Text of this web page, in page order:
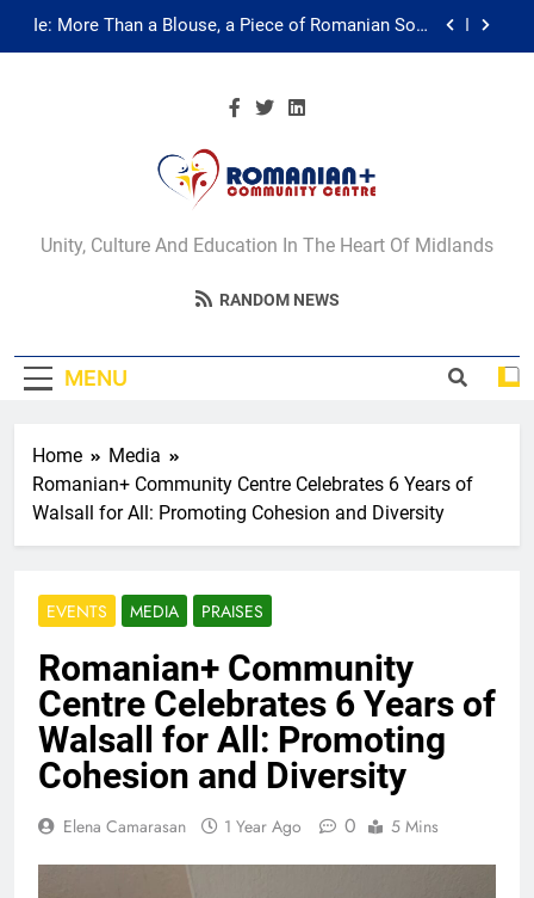
Skip
in the Diaspora
Multicultural Festival
Walsall for All Listening Campaign
Unity in motion: walk, dance and dine
Ie: More Than a Blouse, a Piece of Romanian Soul
Multicultural Festival
Walsall for All Listening Campaign
Romanian+
Community Centre
Walsall
Unity, Culture And Education In The Heart Of Midlands
RANDOM NEWS
MENU
Home
Media
Romanian+ Community Centre Celebrates 6 Years of
Walsall for All: Promoting Cohesion and Diversity
EVENTS MEDIA PRAISES
Romanian+ Community
Centre Celebrates 6 Years of
Walsall for All: Promoting
Cohesion and Diversity
Elena Camarasan 1 Year Ago 0 5 Mins